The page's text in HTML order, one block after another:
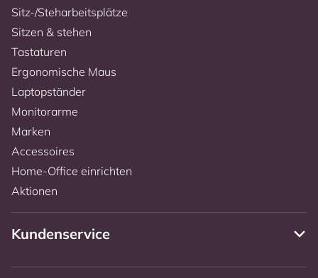
Sitz-/Steharbeitsplätze
Sitzen & stehen
Tastaturen
Ergonomische Maus
Laptopständer
Monitorarme
Marken
Accessoires
Home-Office einrichten
Aktionen
Kundenservice